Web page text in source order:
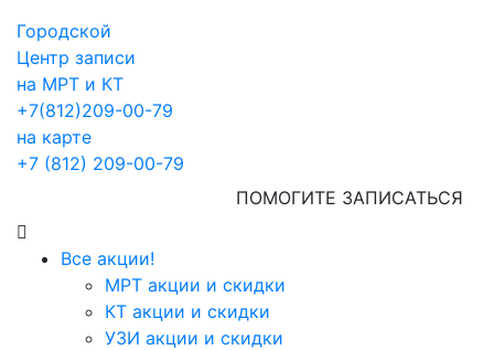
Городской
Центр записи
на МРТ и КТ
+7(812)209-00-79
на карте
+7 (812) 209-00-79
ПОМОГИТЕ ЗАПИСАТЬСЯ
Все акции!
МРТ акции и скидки
КТ акции и скидки
УЗИ акции и скидки